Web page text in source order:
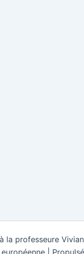
professeure